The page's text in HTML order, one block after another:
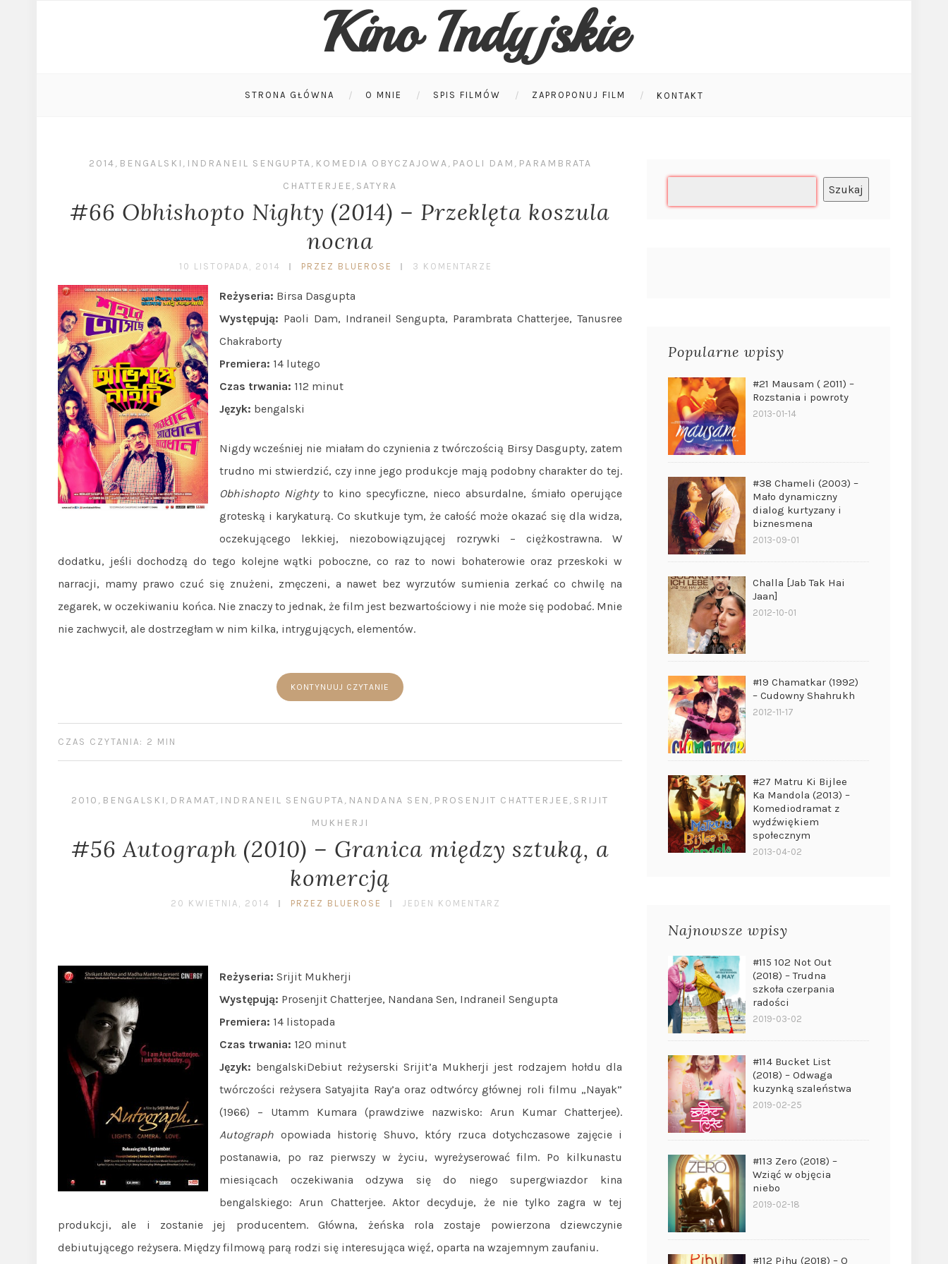
Kino Indyjskie
STRONA GŁÓWNA O MNIE SPIS FILMÓW ZAPROPONUJ FILM KONTAKT
2014, BENGALSKI , INDRANEIL SENGUPTA, KOMEDIA OBYCZAJOWA, PAOLI DAM , PARAMBRATA
CHATTERJEE, SATYRA
#66 Obhishopto Nighty (2014) – Przeklęta koszula
nocna
10 LISTOPADA, 2014 PRZEZ BLUEROSE 3 KOMENTARZE
Reżyseria: Birsa Dasgupta
Występują: Paoli Dam, Indraneil Sengupta, Parambrata Chatterjee, Tanusree
Chakraborty
Premiera: 14 lutego
Czas trwania: 112 minut
Język: bengalski
Nigdy wcześniej nie miałam do czynienia z twórczością Birsy Dasgupty, zatem
trudno mi stwierdzić, czy inne jego produkcje mają podobny charakter do tej.
Obhishopto Nightyto kino specyficzne, nieco absurdalne, śmiało operujące
groteską i karykaturą. Co skutkuje tym, że całość może okazać się dla widza,
oczekującego lekkiej, niezobowiązującej rozrywki – ciężkostrawna. W
dodatku, jeśli dochodzą do tego kolejne wątki poboczne, co raz to nowi bohaterowie oraz przeskoki w
narracji, mamy prawo czuć się znużeni, zmęczeni, a nawet bez wyrzutów sumienia zerkać co chwilę na
zegarek, w oczekiwaniu końca. Nie znaczy to jednak, że film jest bezwartościowy i nie może się podobać. Mnie
nie zachwycił, ale dostrzegłam w nim kilka, intrygujących, elementów.
KONTYNUUJ CZYTANIE
CZAS CZYTANIA: 2 MIN
2010 , BENGALSKI , DRAMAT, INDRANEIL SENGUPTA, NANDANA SEN , PROSENJIT CHATTERJEE, SRIJIT
MUKHERJI
#56 Autograph (2010) – Granica między sztuką, a
komercją
20 KWIETNIA, 2014 PRZEZ BLUEROSE JEDEN KOMENTARZ
Reżyseria: Srijit Mukherji
Występują: Prosenjit Chatterjee, Nandana Sen, Indraneil Sengupta
Premiera: 14 listopada
Czas trwania: 120 minut
Język: bengalskiDebiut reżyserski Srijit’a Mukherji jest rodzajem hołdu dla
twórczości reżysera Satyajita Ray’a oraz odtwórcy głównej roli filmu „Nayak”
(1966) – Utamm Kumara (prawdziwe nazwisko: Arun Kumar Chatterjee).
Autograph opowiada historię Shuvo, który rzuca dotychczasowe zajęcie i
postanawia, po raz pierwszy w życiu, wyreżyserować film. Po kilkunastu
miesiącach oczekiwania odzywa się do niego supergwiazdor kina
bengalskiego: Arun Chatterjee. Aktor decyduje, że nie tylko zagra w tej
produkcji, ale i zostanie jej producentem. Główna, żeńska rola zostaje powierzona dziewczynie
debiutującego reżysera. Między filmową parą rodzi się interesująca więź, oparta na wzajemnym zaufaniu.
Szukaj
Popularne wpisy
#21 Mausam ( 2011) –
Rozstania i powroty
2013-01-14
#38 Chameli (2003) –
Mało dynamiczny
dialog kurtyzany i
biznesmena
2013-09-01
Challa [Jab Tak Hai
Jaan]
2012-10-01
#19 Chamatkar (1992)
– Cudowny Shahrukh
2012-11-17
#27 Matru Ki Bijlee
Ka Mandola (2013) –
Komediodramat z
wydźwiękiem
społecznym
2013-04-02
Najnowsze wpisy
#115 102 Not Out
(2018) – Trudna
szkoła czerpania
radości
2019-03-02
#114 Bucket List
(2018) – Odwaga
kuzynką szaleństwa
2019-02-25
#113 Zero (2018) –
Wziąć w objęcia
niebo
2019-02-18
#112 Pihu (2018) – O